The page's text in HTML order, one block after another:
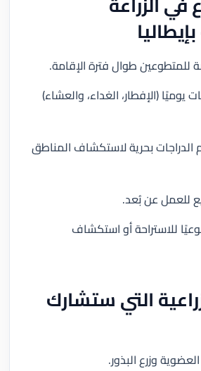
للمتطوعين طوال فترة الإقامة.
يوميًا (الإفطار، الغداء، والعشاء)
الدراجات بحرية لاستكشاف المناطق
للعمل عن بُعد.
للاستراحة أو استكشاف
التي ستشارك
وزرع البذور.